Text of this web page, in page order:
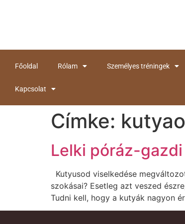
Főoldal Rólam Személyes tréningek
Kapcsolat
Címke:
Lelki póráz-
Kutyusod viselkedése
szokásai? Esetleg azt veszed
Tudni kell, hogy a kutyák nagyon